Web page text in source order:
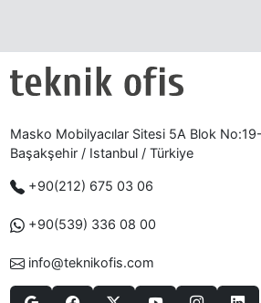
Masko Mobilyacılar Sitesi 5A Blok
Başakşehir / Istanbul / Türkiye
+90(212) 675 03 06
+90(539) 336 08 00
info@teknikofis.com